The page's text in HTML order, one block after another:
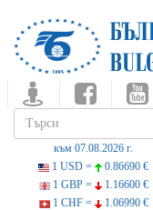
към 07.08.2026 г.
1 USD =
0.86690 €
1 GBP =
1.16600 €
1 CHF =
1.06990 €